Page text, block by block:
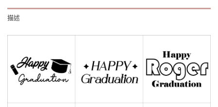
描述